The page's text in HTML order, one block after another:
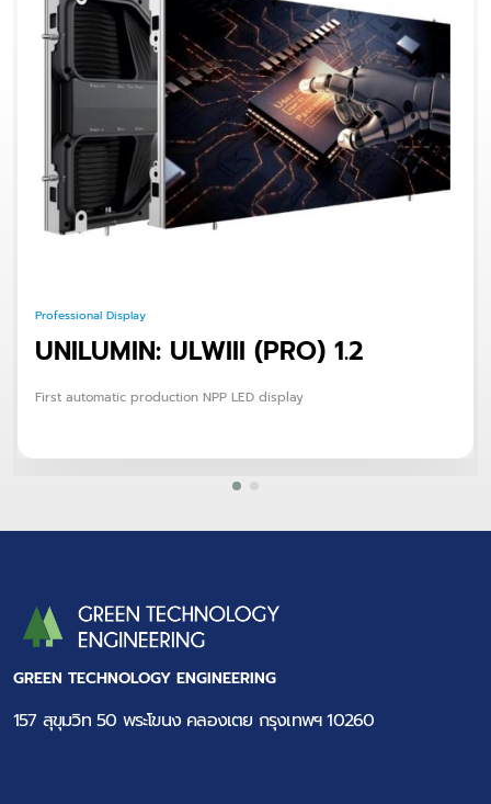
Professional Display
UNILUMIN: ULWIII (PRO) 1.2
First automatic production NPP LED display
GREEN TECHNOLOGY ENGINEERING
157 สุขุมวิท 50 พระโขนง คลองเตย กรุงเทพฯ 10260